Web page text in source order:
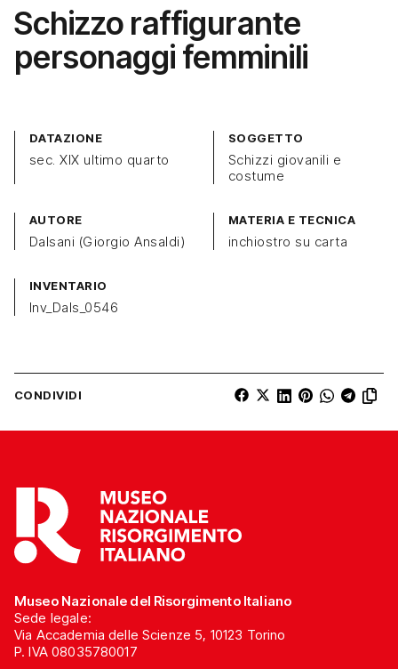
Schizzo raffigurante
personaggi femminili
DATAZIONE
sec. XIX ultimo quarto
SOGGETTO
Schizzi giovanili e
costume
AUTORE
Dalsani (Giorgio Ansaldi)
MATERIA E TECNICA
inchiostro su carta
INVENTARIO
Inv_Dals_0546
CONDIVIDI
Museo Nazionale del Risorgimento Italiano
Sede legale:
Via Accademia delle Scienze 5, 10123 Torino
P. IVA 08035780017